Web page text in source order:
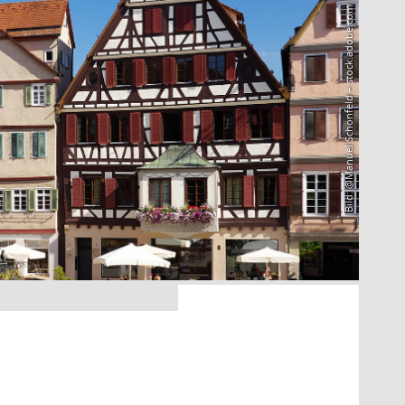
Bild: @Manuel Schönfeld – stock.adobe.com